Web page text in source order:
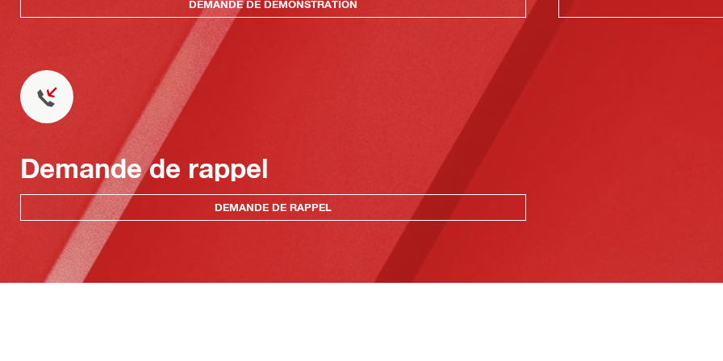
DEMANDE DE DÉMONSTRATION
Demande de rappel
DEMANDE DE RAPPEL